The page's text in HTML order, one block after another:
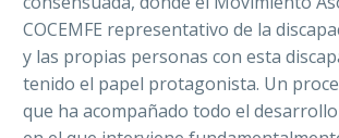
COCEMFE representativo de la
y las propias personas con esta
tenido el papel protagonista. Un
que ha acompañado todo el